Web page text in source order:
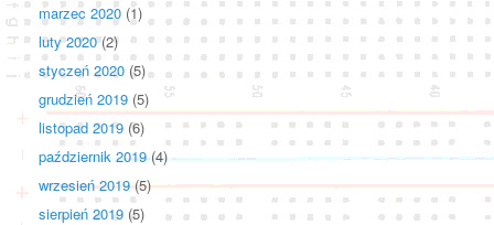
marzec 2020 (1)
luty 2020(2)
styczeń 2020 (5)
grudzień 2019 (5)
listopad 2019 (6)
październik 2019(4)
wrzesień 2019(5)
sierpień 2019 (5)